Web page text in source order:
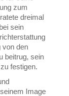
zum
dreimal
sein
von den
beitrug, sein
festigen.
Image